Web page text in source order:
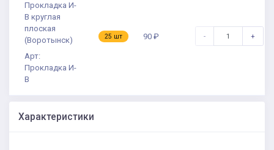
Прокладка И-
В круглая
плоская
(Воротынск)
Арт:
Прокладка И-
В
25 шт 90 ₽ - +
Характеристики